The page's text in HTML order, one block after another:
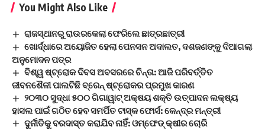
You Might Also Like
ରାଜସ୍ଥାନରୁ ରାଉରକେଲା ଫେରିଲେ ଛାତ୍ରଛାତ୍ରୀ
ଖୋର୍ଦ୍ଧାରେ ଅୟୋଜିତ ହେଲା ପେନସନ ଅଦାଲତ, ଦଶଜଣଙ୍କୁ ଦିଆଗଲା
ଅନୁମୋଦନ ପତ୍ର
ବିଶ୍ୱ ଷ୍ଟ୍ରୋକ ଦିବସ ଅବସରରେ ଚିନ୍ତା: ଆଜି ପରିବର୍ତ୍ତିତ
ଜୀବନଶୈଳୀ ପାଲଟିଛି ବ୍ରେନ୍ ଷ୍ଟ୍ରୋକର ପ୍ରମୁଖ କାରଣ
୨୦୩୦ ସୁଦ୍ଧା ୫୦୦ ଗିଗାୱାଟ୍ ଅକ୍ଷୟ ଶକ୍ତି ଉତ୍ପାଦନ ଲକ୍ଷ୍ୟ
ହାସଲ ପାଇଁ ଗଠିତ ହେବ ସମର୍ପିତ ଟାସ୍କ ଫୋର୍ସ: କେନ୍ଦ୍ର ମନ୍ତ୍ରୀ
ଦୁର୍ନୀତିକୁ ବରଦାସ୍ତ କରାଯିବ ନାହିଁ: ଓମ୍ଫେଡ୍ କ୍ଷୀର ଚୋରି